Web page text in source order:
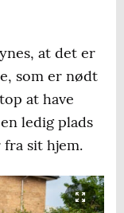
til alle
folkeskoler,
at det er
som er nødt
at have
ledig plads
sit hjem.